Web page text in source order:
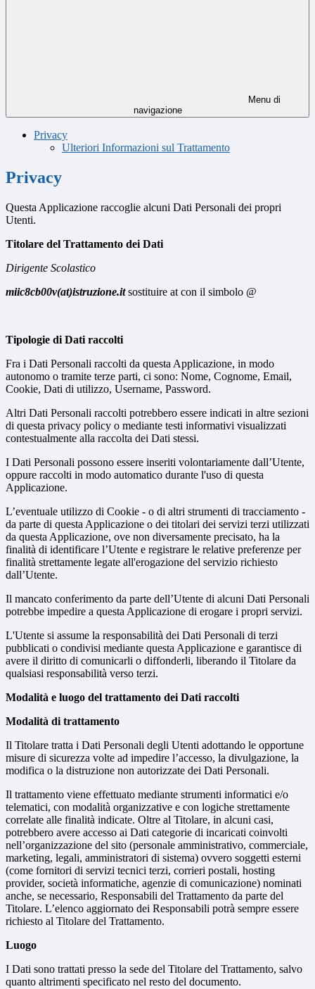
Menu di
navigazione
Privacy
Ulteriori Informazioni sul Trattamento
Privacy
Questa Applicazione raccoglie alcuni Dati Personali dei propri
Utenti.
Titolare del Trattamento dei Dati
Dirigente Scolastico
miic8cb00v(at)istruzione.itsostituire at con il simbolo @
Tipologie di Dati raccolti
Fra i Dati Personali raccolti da questa Applicazione, in modo
autonomo o tramite terze parti, ci sono: Nome, Cognome, Email,
Cookie, Dati di utilizzo, Username, Password.
Altri Dati Personali raccolti potrebbero essere indicati in altre sezioni
di questa privacy policy o mediante testi informativi visualizzati
contestualmente alla raccolta dei Dati stessi.
I Dati Personali possono essere inseriti volontariamente dall’Utente,
oppure raccolti in modo automatico durante l'uso di questa
Applicazione.
L’eventuale utilizzo di Cookie - o di altri strumenti di tracciamento -
da parte di questa Applicazione o dei titolari dei servizi terzi utilizzati
da questa Applicazione, ove non diversamente precisato, ha la
finalità di identificare l’Utente e registrare le relative preferenze per
finalità strettamente legate all'erogazione del servizio richiesto
dall’Utente.
Il mancato conferimento da parte dell’Utente di alcuni Dati Personali
potrebbe impedire a questa Applicazione di erogare i propri servizi.
L'Utente si assume la responsabilità dei Dati Personali di terzi
pubblicati o condivisi mediante questa Applicazione e garantisce di
avere il diritto di comunicarli o diffonderli, liberando il Titolare da
qualsiasi responsabilità verso terzi.
Modalità e luogo del trattamento dei Dati raccolti
Modalità di trattamento
Il Titolare tratta i Dati Personali degli Utenti adottando le opportune
misure di sicurezza volte ad impedire l’accesso, la divulgazione, la
modifica o la distruzione non autorizzate dei Dati Personali.
Il trattamento viene effettuato mediante strumenti informatici e/o
telematici, con modalità organizzative e con logiche strettamente
correlate alle finalità indicate. Oltre al Titolare, in alcuni casi,
potrebbero avere accesso ai Dati categorie di incaricati coinvolti
nell’organizzazione del sito (personale amministrativo, commerciale,
marketing, legali, amministratori di sistema) ovvero soggetti esterni
(come fornitori di servizi tecnici terzi, corrieri postali, hosting
provider, società informatiche, agenzie di comunicazione) nominati
anche, se necessario, Responsabili del Trattamento da parte del
Titolare. L’elenco aggiornato dei Responsabili potrà sempre essere
richiesto al Titolare del Trattamento.
Luogo
I Dati sono trattati presso la sede del Titolare del Trattamento, salvo
quanto altrimenti specificato nel resto del documento.